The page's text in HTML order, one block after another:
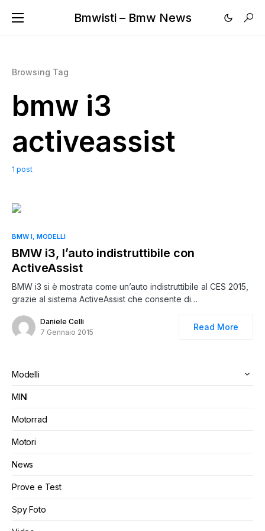
Bmwisti – Bmw News
Browsing Tag
bmw i3
activeassist
1 post
BMW I MODELLI
BMW i3, l’auto indistruttibile con
ActiveAssist
BMW i3 si è mostrata come un’auto indistruttibile al CES 2015,
grazie al sistema ActiveAssist che consente di…
Daniele Celli
7 Gennaio 2015
Read More
Modelli
MINI
Motorrad
Motori
News
Prove e Test
Spy Foto